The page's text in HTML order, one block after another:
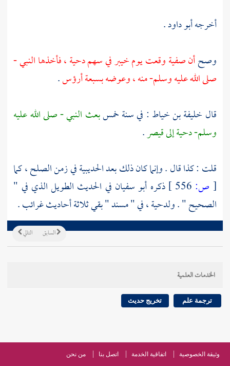
أخرجهأبو داود.
وصحأنصفيةوقعت يومخيبرفي سهمدحية، فأخذها النبي -
صلى الله عليه وسلم- منه ، وعوضه بسبعة أرؤس.
قال خليفة بن خياط : في سنة خمسبعث النبي - صلى الله عليه
وسلم-دحيةإلى قيصر.
قلت : كذا قال . وإنما كان ذلك بعدالحديبيةفي زمن الصلح ، كما
[ ص: ذكره أبو سفيان في الحديث الطويل الذي في "
الصحيح " .ولدحية، في " مسند " بقي ثلاثة أحاديث غرائب .
التالي السابق
الخدمات العلمية
ترجمة علم تخريج حديث
وثيقة الخصوصية اتفاقية الخدمة اتصل بنا من نحن